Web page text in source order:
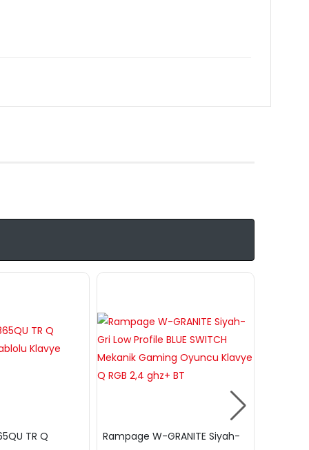
TR Q
Rampage W-GRANITE Siyah-